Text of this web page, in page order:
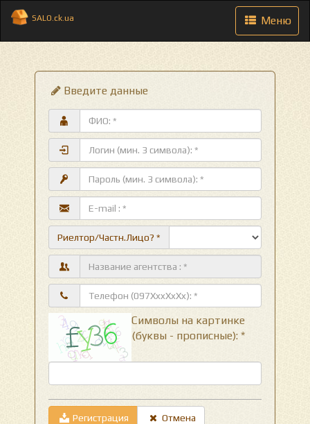
Toggle
navigation
Меню
SALO.ck.ua
Введите данные
Риелтор/Частн.Лицо? *
Символы на картинке
(буквы - прописные): *
Регистрация Отмена